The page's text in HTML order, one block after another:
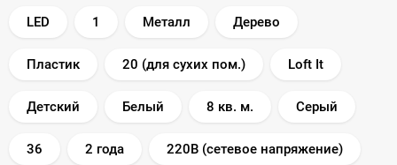
LED 1 Металл Дерево
Пластик 20 (для сухих пом.) Loft It
Детский Белый 8 кв. м. Серый
36 2 года 220В (сетевое напряжение)